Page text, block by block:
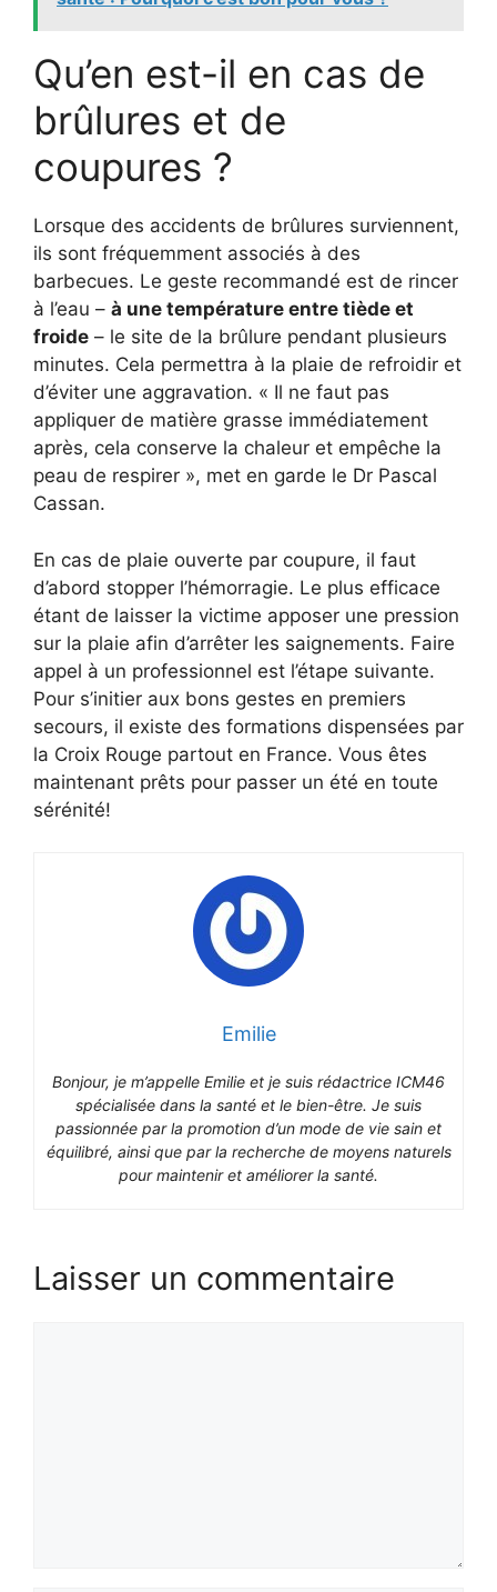
Qu’en est-il en cas de
brûlures et de
coupures ?
Lorsque des accidents de brûlures surviennent,
ils sont fréquemment associés à des
barbecues. Le geste recommandé est de rincer
à l’eau – à une température entre tiède et
froide – le site de la brûlure pendant plusieurs
minutes. Cela permettra à la plaie de refroidir et
d’éviter une aggravation. « Il ne faut pas
appliquer de matière grasse immédiatement
après, cela conserve la chaleur et empêche la
peau de respirer », met en garde le Dr Pascal
Cassan.
En cas de plaie ouverte par coupure, il faut
d’abord stopper l’hémorragie. Le plus efficace
étant de laisser la victime apposer une pression
sur la plaie afin d’arrêter les saignements. Faire
appel à un professionnel est l’étape suivante.
Pour s’initier aux bons gestes en premiers
secours, il existe des formations dispensées par
la Croix Rouge partout en France. Vous êtes
maintenant prêts pour passer un été en toute
sérénité!
Emilie
Bonjour, je m’appelle Emilie et je suis rédactrice ICM46
spécialisée dans la santé et le bien-être. Je suis
passionnée par la promotion d’un mode de vie sain et
équilibré, ainsi que par la recherche de moyens naturels
pour maintenir et améliorer la santé.
Laisser un commentaire